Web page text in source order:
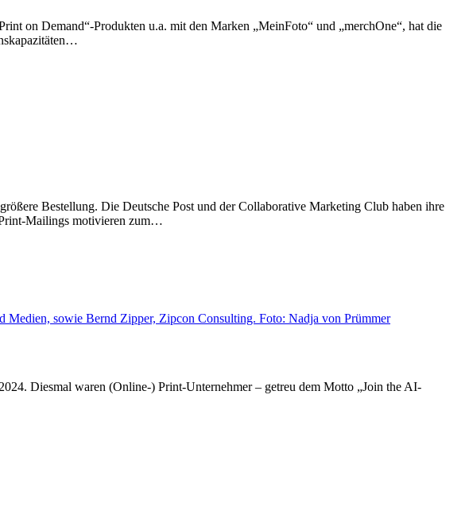
on Demand“-Produkten u.a. mit den Marken „MeinFoto“ und „merchOne“, hat die
Bestellung. Die Deutsche Post und der Collaborative Marketing Club haben ihre
Mailings motivieren zum…
Diesmal waren (Online-) Print-Unternehmer – getreu dem Motto „Join the AI-